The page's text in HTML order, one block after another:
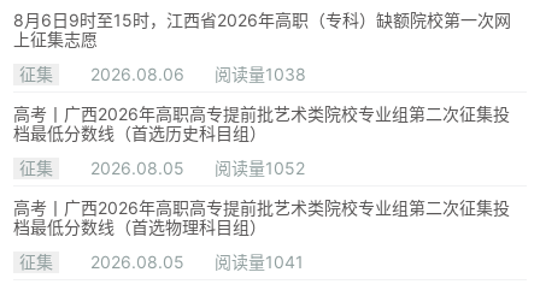
8月6日9时至15时，江西省2026年高职（专科）缺额院校第一次网
上征集志愿
征集
2026.08.06
阅读量1038
高考丨广西2026年高职高专提前批艺术类院校专业组第二次征集投
档最低分数线（首选历史科目组）
征集
2026.08.05
阅读量1052
高考丨广西2026年高职高专提前批艺术类院校专业组第二次征集投
档最低分数线（首选物理科目组）
征集
2026.08.05
阅读量1041